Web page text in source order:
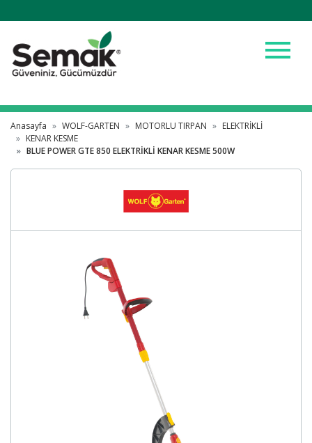
menu
Anasayfa WOLF-GARTEN MOTORLU TIRPAN
ELEKTRİKLİ
KENAR KESME
BLUE POWER GTE 850 ELEKTRİKLİ KENAR KESME 500W